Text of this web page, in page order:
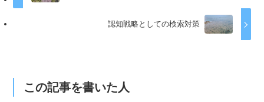
認知戦略としての検索対策
この記事を書いた人